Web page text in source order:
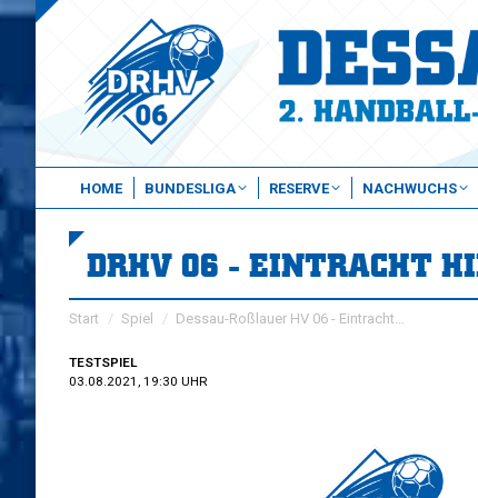
HOME BUNDESLIGA RESERVE NACHWUCHS
DRHV 06 - EINTRACHT
Sie befinden sich hier:
Start Spiel Dessau-Roßlauer HV 06 - Eintracht…
TESTSPIEL
03.08.2021, 19:30 UHR